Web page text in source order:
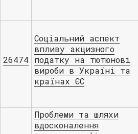
26474
Соціальний аспект
впливу акцизного
податку на тютюнові
вироби в Україні та
країнах ЄС
Проблеми та шляхи
вдосконалення